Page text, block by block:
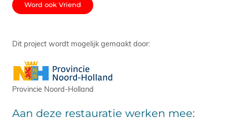
Word ook Vriend
Dit project wordt mogelijk gemaakt door:
Provincie Noord-Holland
Aan deze restauratie werken mee: